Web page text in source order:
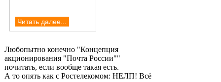
Читать далее...
Любопытно конечно "Концепция
акционирования "Почта России""
почитать, если вообще такая есть.
А то опять как с Ростелекомом: НЕЛП! Всё